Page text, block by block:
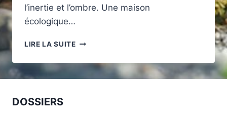
l’inertie et l’ombre. Une maison
écologique…
LIRE LA SUITEMAISON
VAUCLUSE :
DOSSIERS